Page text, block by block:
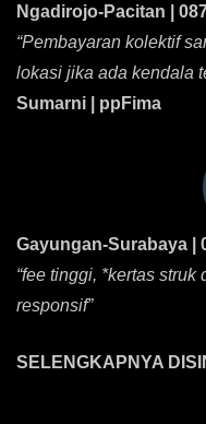
Ngadirojo-Pacitan |
“Pembayaran kolektif
lokasi jika ada kendala
Sumarni | ppFima
Gayungan-Surabaya |
“fee tinggi, *kertas
responsif”
SELENGKAPNYA